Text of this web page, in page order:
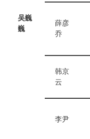
吴巍
巍
薛彦
乔
韩京
云
李尹